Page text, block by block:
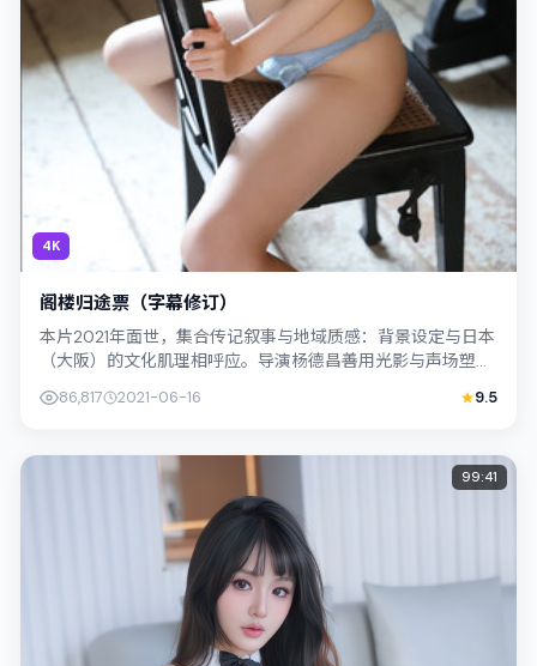
4K
阁楼归途票（字幕修订）
本片2021年面世，集合传记叙事与地域质感：背景设定与日本
（大阪）的文化肌理相呼应。导演杨德昌善用光影与声场塑造
86,817 2021-06-16 9.5
99:41